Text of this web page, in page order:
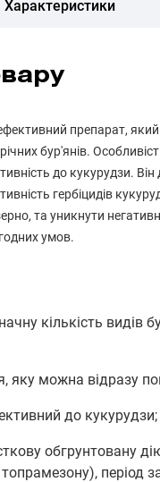
Характеристики
препарат,
бур'янів.
до кукурудзи.
гербіцидів
та уникнути
умов.
кількість видів
яку можна відразу
до кукурудзи;
обгрунтовану
період